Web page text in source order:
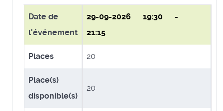
Date de
l'événement
29-09-2026 19:30 -
21:15
Places 20
Place(s)
disponible(s)
20